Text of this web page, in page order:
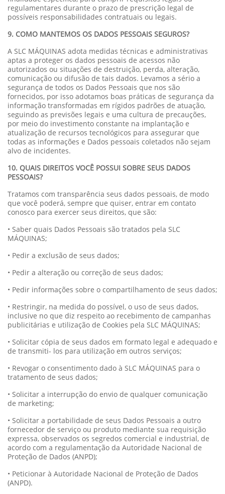
regulamentares durante o prazo de prescrição legal de
possíveis responsabilidades contratuais ou legais.
9. COMO MANTEMOS OS DADOS PESSOAIS SEGUROS?
A SLC MÁQUINAS adota medidas técnicas e administrativas
aptas a proteger os dados pessoais de acessos não
autorizados ou situações de destruição, perda, alteração,
comunicação ou difusão de tais dados. Levamos a sério a
segurança de todos os Dados Pessoais que nos são
fornecidos, por isso adotamos boas práticas de segurança da
informação transformadas em rígidos padrões de atuação,
seguindo as previsões legais e uma cultura de precauções,
por meio do investimento constante na implantação e
atualização de recursos tecnológicos para assegurar que
todas as informações e Dados pessoais coletados não sejam
alvo de incidentes.
10. QUAIS DIREITOS VOCÊ POSSUI SOBRE SEUS DADOS
PESSOAIS?
Tratamos com transparência seus dados pessoais, de modo
que você poderá, sempre que quiser, entrar em contato
conosco para exercer seus direitos, que são:
• Saber quais Dados Pessoais são tratados pela SLC
MÁQUINAS;
• Pedir a exclusão de seus dados;
• Pedir a alteração ou correção de seus dados;
• Pedir informações sobre o compartilhamento de seus dados;
• Restringir, na medida do possível, o uso de seus dados,
inclusive no que diz respeito ao recebimento de campanhas
publicitárias e utilização de Cookies pela SLC MÁQUINAS;
• Solicitar cópia de seus dados em formato legal e adequado e
de transmiti- los para utilização em outros serviços;
• Revogar o consentimento dado à SLC MÁQUINAS para o
tratamento de seus dados;
• Solicitar a interrupção do envio de qualquer comunicação
de marketing;
• Solicitar a portabilidade de seus Dados Pessoais a outro
fornecedor de serviço ou produto mediante sua requisição
expressa, observados os segredos comercial e industrial, de
acordo com a regulamentação da Autoridade Nacional de
Proteção de Dados (ANPD);
• Peticionar à Autoridade Nacional de Proteção de Dados
(ANPD).